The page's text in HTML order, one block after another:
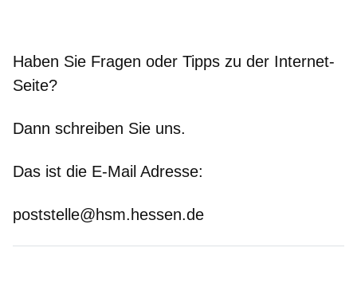
Haben Sie Fragen oder Tipps zu der Internet-
Seite?
Dann schreiben Sie uns.
Das ist die E-Mail Adresse:
poststelle@hsm.hessen.de